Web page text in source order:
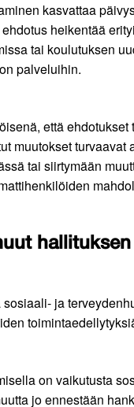
kasvattaa
heikentää
tai koulutuksen
palveluihin.
että
muutokset
tai siirtymään
ja
on vaikutusta
jo ennestään